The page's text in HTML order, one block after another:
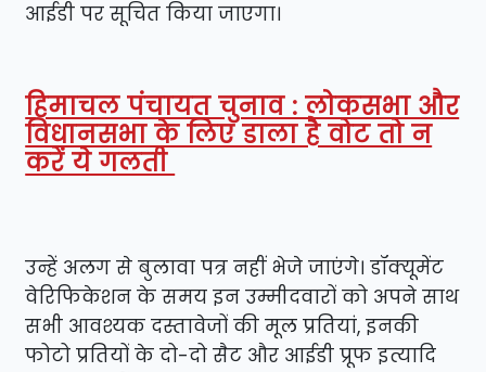
आईडी पर सूचित किया जाएगा।
हिमाचल पंचायत चुनाव : लोकसभा और
विधानसभा के लिए डाला है वोट तो न
करें ये गलती
उन्हें अलग से बुलावा पत्र नहीं भेजे जाएंगे। डॉक्यूमेंट
वेरिफिकेशन के समय इन उम्मीदवारों को अपने साथ
सभी आवश्यक दस्तावेजों की मूल प्रतियां, इनकी
फोटो प्रतियों के दो-दो सैट और आईडी प्रूफ इत्यादि